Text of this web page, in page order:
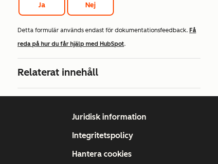
Ja Nej
Detta formulär används endast för dokumentationsfeedback. Få
reda på hur du får hjälp med HubSpot.
Relaterat innehåll
Juridisk information
Integritetspolicy
Hantera cookies